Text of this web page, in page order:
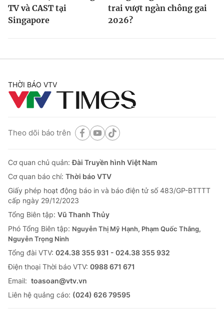
TV và CAST tại
Singapore
trai vượt ngàn chông gai
2026?
THỜI BÁO VTV
Theo dõi báo trên
Cơ quan chủ quản:Đài Truyền hình Việt Nam
Cơ quan báo chí: Thời báo VTV
Giấy phép hoạt động báo in và báo điện tử số 483/GP-BTTTT
cấp ngày 29/12/2023
Tổng Biên tập: Vũ Thanh Thủy
Phó Tổng Biên tập: Nguyễn Thị Mỹ Hạnh, Phạm Quốc Thắng,
Nguyễn Trọng Ninh
Tổng đài VTV: 024.38 355 931 - 024.38 355 932
Ðiện thoại Thời báo VTV: 0988 671 671
Email: toasoan@vtv.vn
Liên hệ quảng cáo: (024) 626 79595